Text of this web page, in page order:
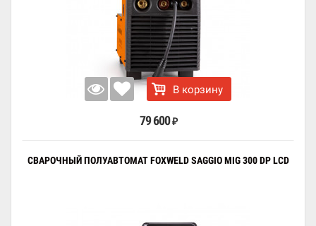
В корзину
79 600 ₽
СВАРОЧНЫЙ ПОЛУАВТОМАТ FOXWELD SAGGIO MIG 300 DP LCD